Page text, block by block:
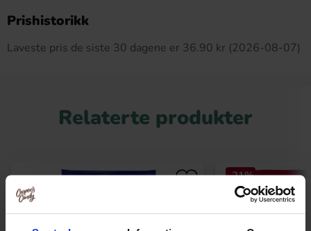
Prishistorikk
Laveste pris de siste 30 dagene er 36.90 kr (2026-08-07)
Relaterte produkter
-21%